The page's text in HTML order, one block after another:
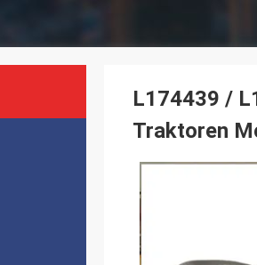
L174439 /
Traktoren